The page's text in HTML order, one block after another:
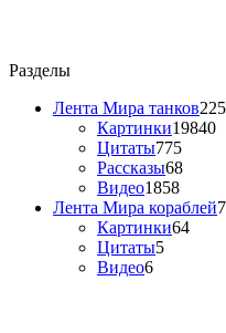
Разделы
Лента Мира танков
Картинки19840
Цитаты775
Рассказы68
Видео1858
Лента Мира кораблей
Картинки64
Цитаты5
Видео6